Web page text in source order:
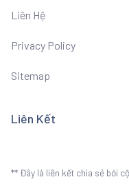
Liên Hệ
Privacy Policy
Sitemap
Liên Kết
** Đây là liên kết chia sẻ bới